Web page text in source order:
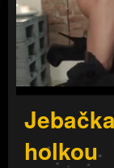
holkou